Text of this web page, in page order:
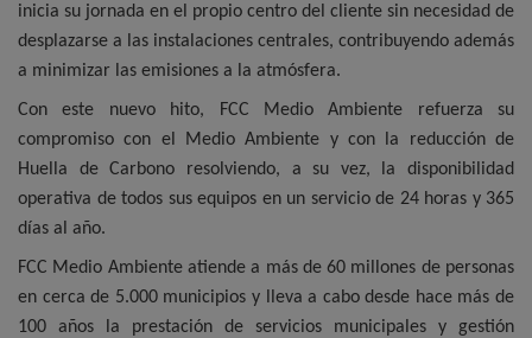
inicia su jornada en el propio centro del cliente sin necesidad de
desplazarse a las instalaciones centrales, contribuyendo además
a minimizar las emisiones a la atmósfera.
Con este nuevo hito, FCC Medio Ambiente refuerza su
compromiso con el Medio Ambiente y con la reducción de
Huella de Carbono resolviendo, a su vez, la disponibilidad
operativa de todos sus equipos en un servicio de 24 horas y 365
días al año.
FCC Medio Ambiente atiende a más de 60 millones de personas
en cerca de 5.000 municipios y lleva a cabo desde hace más de
100 años la prestación de servicios municipales y gestión